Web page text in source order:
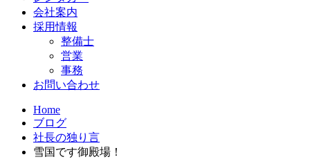
会社案内
採用情報
整備士
営業
事務
お問い合わせ
Home
ブログ
社長の独り言
雪国です御殿場！